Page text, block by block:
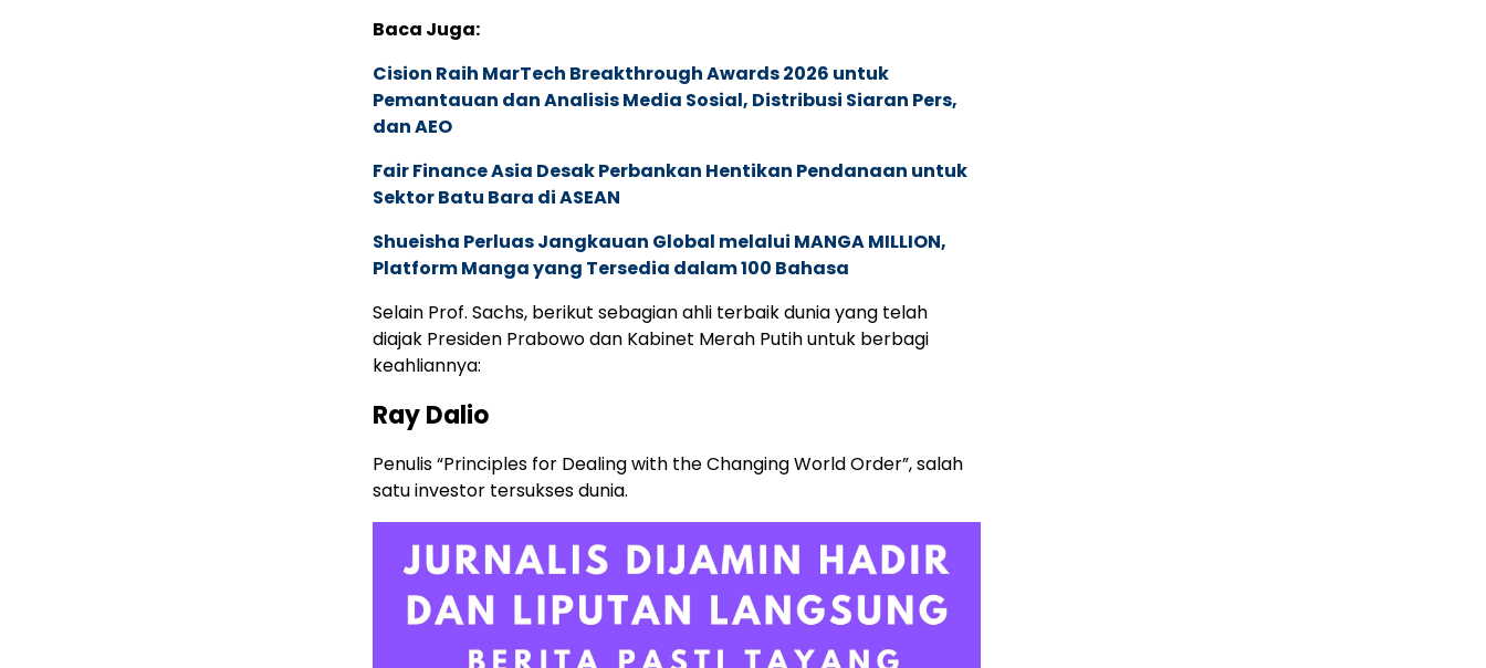
Baca Juga:
Cision Raih MarTech Breakthrough Awards 2026 untuk
Pemantauan dan Analisis Media Sosial, Distribusi Siaran Pers,
dan AEO
Fair Finance Asia Desak Perbankan Hentikan Pendanaan untuk
Sektor Batu Bara di ASEAN
Shueisha Perluas Jangkauan Global melalui MANGA MILLION,
Platform Manga yang Tersedia dalam 100 Bahasa
Selain Prof. Sachs, berikut sebagian ahli terbaik dunia yang telah
diajak Presiden Prabowo dan Kabinet Merah Putih untuk berbagi
keahliannya:
Ray Dalio
Penulis “Principles for Dealing with the Changing World Order”, salah
satu investor tersukses dunia.